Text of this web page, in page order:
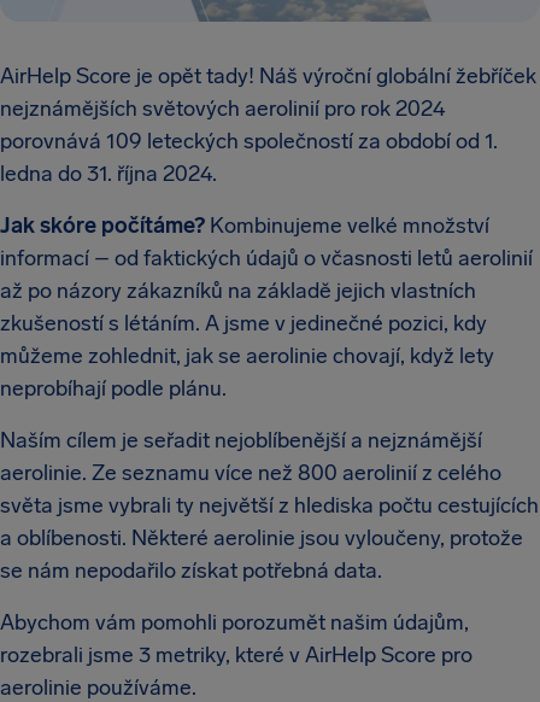
AirHelp Score je opět tady! Náš výroční globální žebříček
nejznámějších světových aerolinií pro rok 2024
porovnává 109 leteckých společností za období od 1.
ledna do 31. října 2024.
Jak skóre počítáme? Kombinujeme velké množství
informací – od faktických údajů o včasnosti letů aerolinií
až po názory zákazníků na základě jejich vlastních
zkušeností s létáním. A jsme v jedinečné pozici, kdy
můžeme zohlednit, jak se aerolinie chovají, když lety
neprobíhají podle plánu.
Naším cílem je seřadit nejoblíbenější a nejznámější
aerolinie. Ze seznamu více než 800 aerolinií z celého
světa jsme vybrali ty největší z hlediska počtu cestujících
a oblíbenosti. Některé aerolinie jsou vyloučeny, protože
se nám nepodařilo získat potřebná data.
Abychom vám pomohli porozumět našim údajům,
rozebrali jsme 3 metriky, které v AirHelp Score pro
aerolinie používáme.